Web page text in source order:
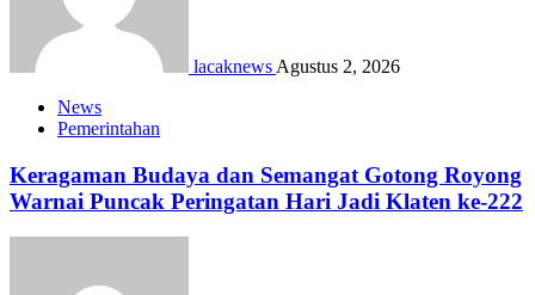
lacaknews Agustus 2, 2026
News
Pemerintahan
Keragaman Budaya dan Semangat Gotong Royong
Warnai Puncak Peringatan Hari Jadi Klaten ke-222